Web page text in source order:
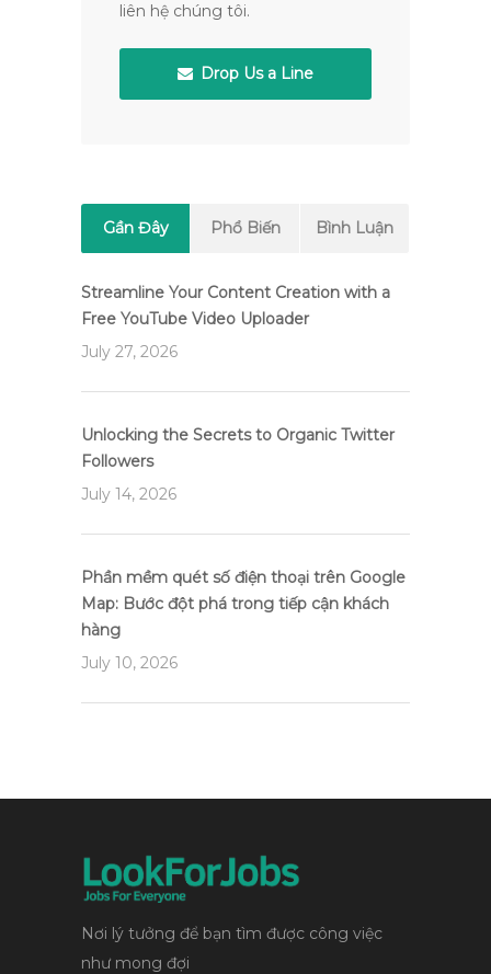
liên hệ chúng tôi.
Drop Us a Line
Gần Đây Phổ Biến Bình Luận
Streamline Your Content Creation with a
Free YouTube Video Uploader
July 27, 2026
Unlocking the Secrets to Organic Twitter
Followers
July 14, 2026
Phần mềm quét số điện thoại trên Google
Map: Bước đột phá trong tiếp cận khách
hàng
July 10, 2026
Nơi lý tưởng để bạn tìm được công việc
như mong đợi